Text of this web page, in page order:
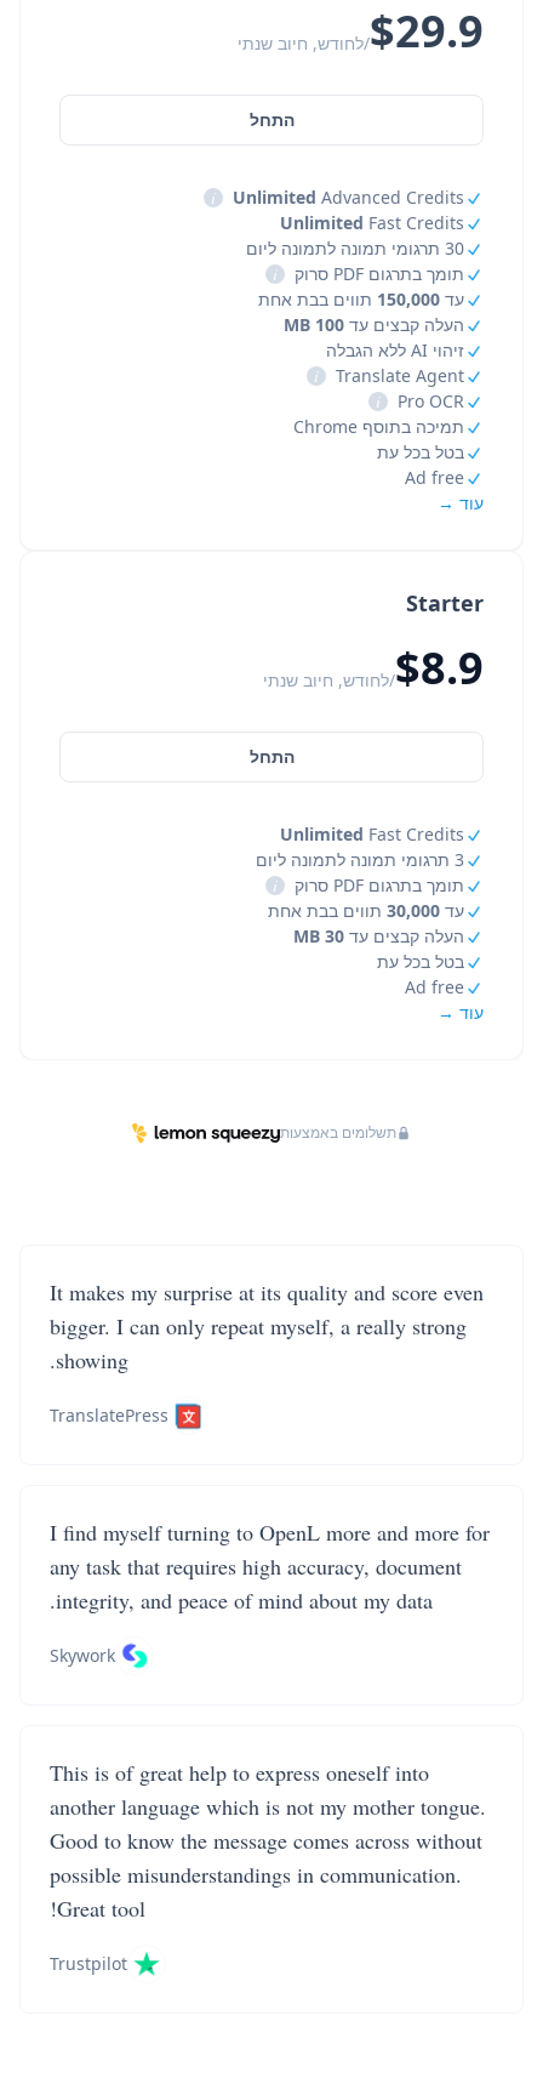
Starter
$8.9/לחודש, חיוב שנתי
התחל
Unlimited Fast Credits
3 תרגומי תמונה לתמונה ליום
תומך בתרגום PDF סרוק
i
עד 30,000 תווים בבת אחת
העלה קבצים עד 30 MB
בטל בכל עת
Ad free
עוד →
$29.9/לחודש, חיוב שנתי
התחל
Unlimited Advanced Credits
i
Unlimited Fast Credits
30 תרגומי תמונה לתמונה ליום
תומך בתרגום PDF סרוק
i
עד 150,000 תווים בבת אחת
העלה קבצים עד 100 MB
זיהוי AI ללא הגבלה
Translate Agent
i
Pro OCR
i
תמיכה בתוסף Chrome
בטל בכל עת
Ad free
עוד →
תשלומים באמצעות
It makes my surprise at its quality and score even
bigger. I can only repeat myself, a really strong
showing.
TranslatePress
I find myself turning to OpenL more and more for
any task that requires high accuracy, document
integrity, and peace of mind about my data.
Skywork
This is of great help to express oneself into
another language which is not my mother tongue.
Good to know the message comes across without
possible misunderstandings in communication.
Great tool!
Trustpilot